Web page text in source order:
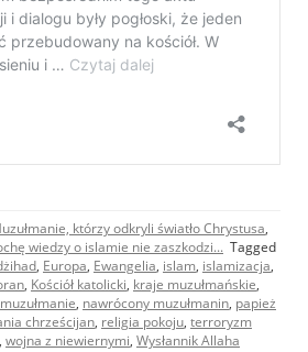
którzy odkryli światło Chrystusa,
wiedzy o islamie nie zaszkodzi... Tagged
, Europa, Ewangelia, islam, islamizacja,
, Kościół katolicki, kraje muzułmańskie,
muzułmanie, nawrócony muzułmanin, papież
chrześcijan, religia pokoju, terroryzm
, wojna z niewiernymi, Wysłannik Allaha